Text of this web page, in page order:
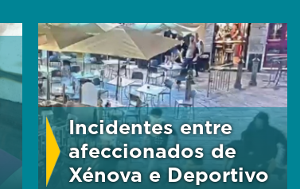
Incidentes entre
afeccionados de
Xénova e Deportivo